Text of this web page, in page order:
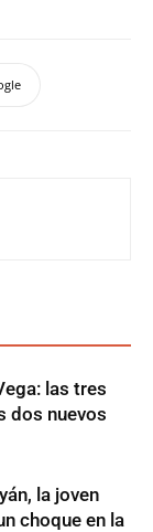
las tres
dos nuevos
la joven
choque en la